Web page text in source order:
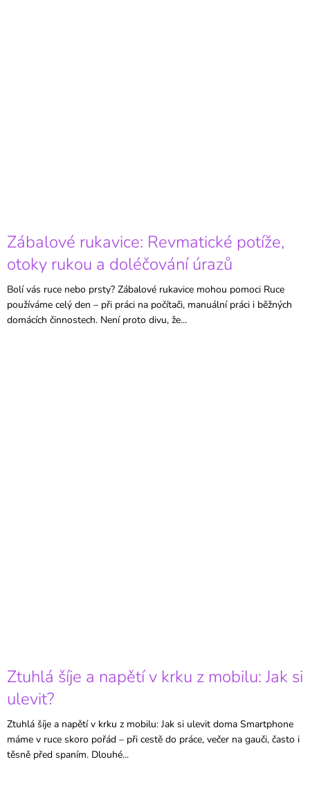
Zábalové rukavice: Revmatické potíže,
otoky rukou a doléčování úrazů
Bolí vás ruce nebo prsty? Zábalové rukavice mohou pomoci Ruce
používáme celý den – při práci na počítači, manuální práci i běžných
domácích činnostech. Není proto divu, že...
Ztuhlá šíje a napětí v krku z mobilu: Jak si
ulevit?
Ztuhlá šíje a napětí v krku z mobilu: Jak si ulevit doma Smartphone
máme v ruce skoro pořád – při cestě do práce, večer na gauči, často i
těsně před spaním. Dlouhé...